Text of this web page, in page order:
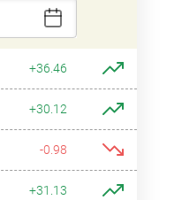
+36.46
+30.12
-0.98
+31.13